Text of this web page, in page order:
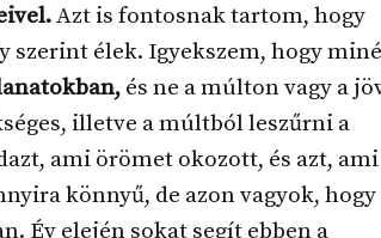
Azt is fontosnak tartom, hogy
szerint élek. Igyekszem, hogy
és ne a múlton vagy a
illetve a múltból leszűrni a
ami örömet okozott, és azt, ami
könnyű, de azon vagyok, hogy
Év elején sokat segít ebben a